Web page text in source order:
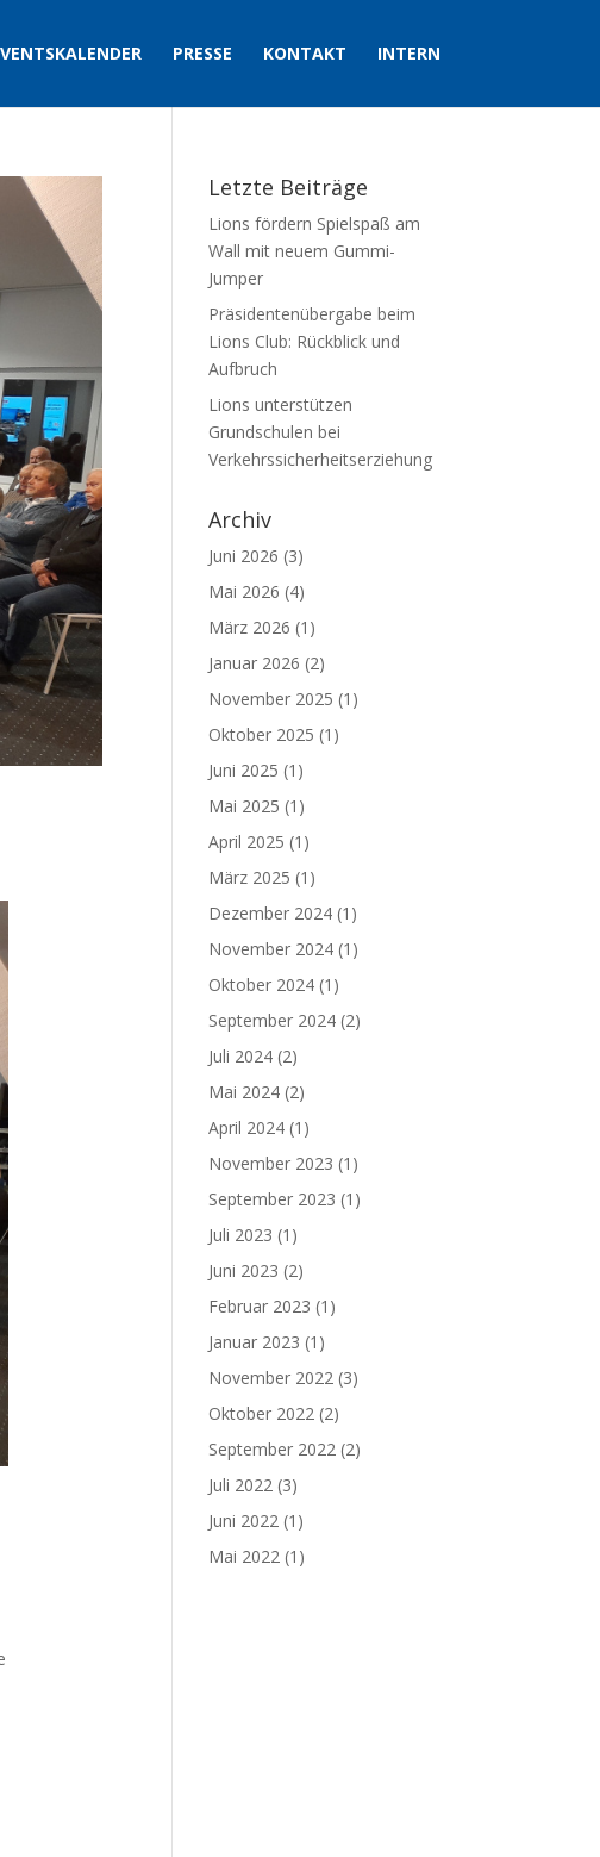
PRESSE KONTAKT INTERN
Letzte Beiträge
Lions fördern Spielspaß am
Wall mit neuem Gummi-
Jumper
Präsidentenübergabe beim
Lions Club: Rückblick und
Aufbruch
Lions unterstützen
Grundschulen bei
Verkehrssicherheitserziehung
Archiv
Juni 2026 (3)
Mai 2026 (4)
März 2026 (1)
Januar 2026 (2)
November 2025 (1)
Oktober 2025 (1)
Juni 2025 (1)
Mai 2025 (1)
April 2025 (1)
März 2025 (1)
Dezember 2024 (1)
November 2024 (1)
Oktober 2024 (1)
September 2024 (2)
Juli 2024 (2)
Mai 2024 (2)
April 2024 (1)
November 2023 (1)
September 2023 (1)
Juli 2023 (1)
Juni 2023 (2)
Februar 2023 (1)
Januar 2023 (1)
November 2022 (3)
Oktober 2022 (2)
September 2022 (2)
Juli 2022 (3)
Juni 2022 (1)
Mai 2022 (1)